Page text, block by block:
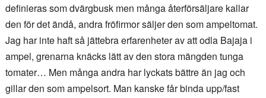
definieras som dvärgbusk men många återförsäljare kallar
den för det ändå, andra fröfirmor säljer den som ampeltomat.
Jag har inte haft så jättebra erfarenheter av att odla Bajaja i
ampel, grenarna knäcks lätt av den stora mängden tunga
tomater… Men många andra har lyckats bättre än jag och
gillar den som ampelsort. Man kanske får binda upp/fast